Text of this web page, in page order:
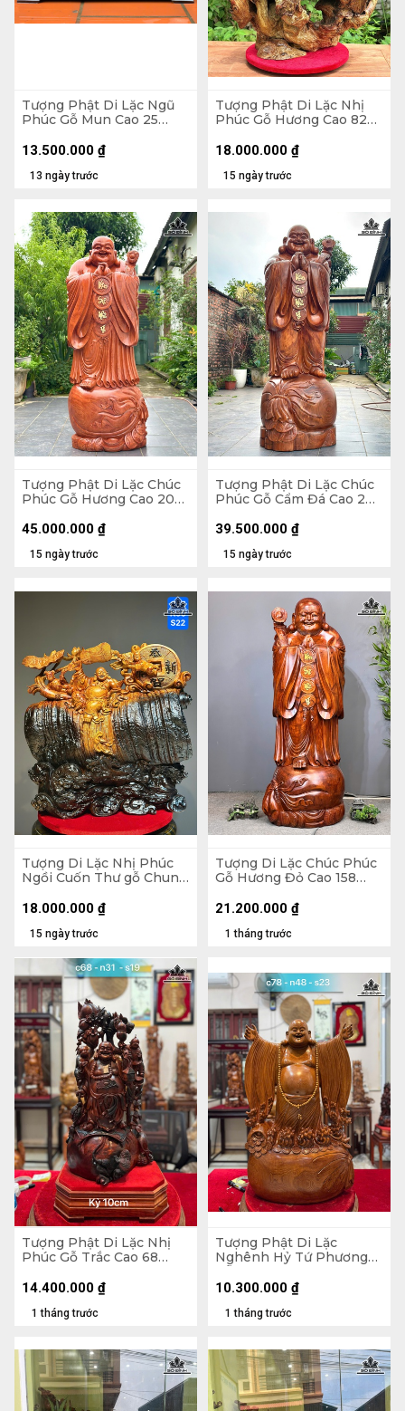
Tượng Phật Di Lặc Ngũ
Phúc Gỗ Mun Cao 25
13 ngày trước
13.500.000 ₫
Tượng Phật Di Lặc Nhị
Phúc Gỗ Hương Cao 82
15 ngày trước
18.000.000 ₫
Tượng Phật Di Lặc Chúc
Phúc Gỗ Hương Cao 200
15 ngày trước
45.000.000 ₫
Tượng Phật Di Lặc Chúc
Phúc Gỗ Cẩm Đá Cao 200
15 ngày trước
39.500.000 ₫
Tượng Di Lặc Nhị Phúc
Ngồi Cuốn Thư gỗ Chun
50 Sâu 22 (cm)
15 ngày trước
18.000.000 ₫
Tượng Di Lặc Chúc Phúc
Gỗ Hương Đỏ Cao 158
1 tháng trước
21.200.000 ₫
Tượng Phật Di Lặc Nhị
Phúc Gỗ Trắc Cao 68
1 tháng trước
14.400.000 ₫
Tượng Phật Di Lặc
Nghênh Hỷ Tứ Phương
Gỗ Ngọc Am Cao 78
Ngang 46 Sâu 23 (cm)
1 tháng trước
10.300.000 ₫